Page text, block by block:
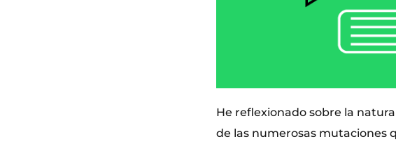
He reflexionado sobre la
de las numerosas mutaciones